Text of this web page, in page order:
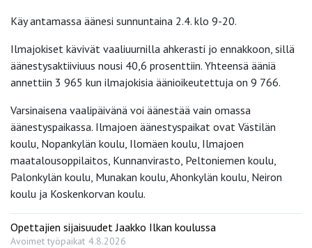
Käy antamassa äänesi sunnuntaina 2.4. klo 9-20.
Ilmajokiset kävivät vaaliuurnilla ahkerasti jo ennakkoon, sillä
äänestysaktiiviuus nousi 40,6 prosenttiin. Yhteensä ääniä
annettiin 3 965 kun ilmajokisia äänioikeutettuja on 9 766.
Varsinaisena vaalipäivänä voi äänestää vain omassa
äänestyspaikassa. Ilmajoen äänestyspaikat ovat Västilän
koulu, Nopankylän koulu, Ilomäen koulu, Ilmajoen
maatalousoppilaitos, Kunnanvirasto, Peltoniemen koulu,
Palonkylän koulu, Munakan koulu, Ahonkylän koulu, Neiron
koulu ja Koskenkorvan koulu.
Opettajien sijaisuudet Jaakko Ilkan koulussa
Avoimet työpaikat 4.8.2026